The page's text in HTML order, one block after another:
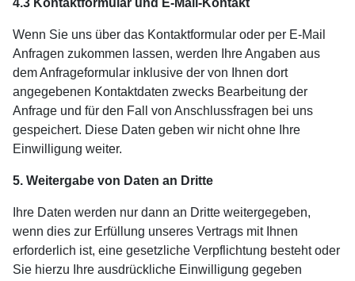
4.3 Kontaktformular und E-Mail-Kontakt
Wenn Sie uns über das Kontaktformular oder per E-Mail
Anfragen zukommen lassen, werden Ihre Angaben aus
dem Anfrageformular inklusive der von Ihnen dort
angegebenen Kontaktdaten zwecks Bearbeitung der
Anfrage und für den Fall von Anschlussfragen bei uns
gespeichert. Diese Daten geben wir nicht ohne Ihre
Einwilligung weiter.
5. Weitergabe von Daten an Dritte
Ihre Daten werden nur dann an Dritte weitergegeben,
wenn dies zur Erfüllung unseres Vertrags mit Ihnen
erforderlich ist, eine gesetzliche Verpflichtung besteht oder
Sie hierzu Ihre ausdrückliche Einwilligung gegeben